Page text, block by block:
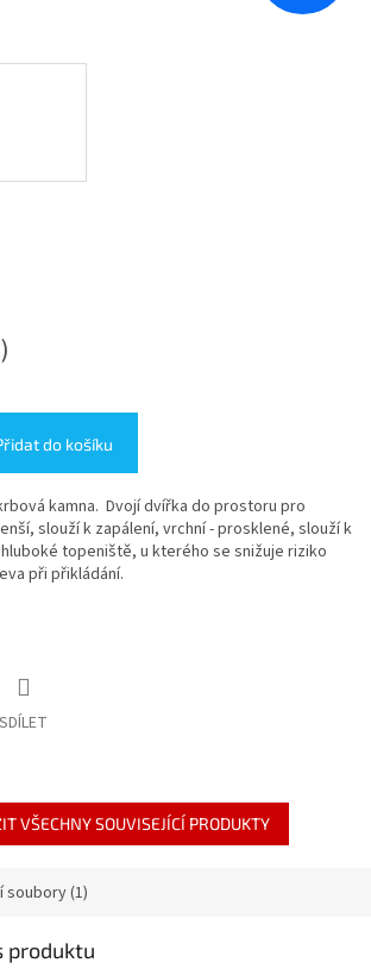
do košíku
kamna. Dvojí dvířka do prostoru pro
slouží k zapálení, vrchní - prosklené, slouží k
topeniště, u kterého se snižuje riziko
při přikládání.
SDÍLET
VŠECHNY SOUVISEJÍCÍ PRODUKTY
soubory (1)
produktu